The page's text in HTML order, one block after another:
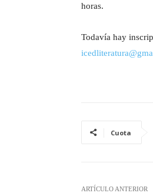
horas.
Todavía hay
Cuota
ARTÍCULO ANTERIOR